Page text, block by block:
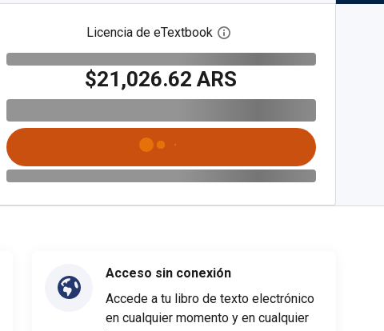
Licencia de eTextbook Abre el cuadro de diálogo
$21,026.62 ARS
Acceso sin conexión
Accede a tu libro de texto electrónico
en cualquier momento y en cualquier